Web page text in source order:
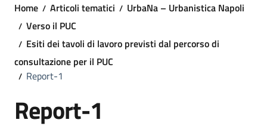
Home Articoli tematici
UrbaNa – Urbanistica Napoli
Verso il PUC
Esiti dei tavoli di lavoro previsti dal percorso di
consultazione per il PUC
Report-1
Report-1